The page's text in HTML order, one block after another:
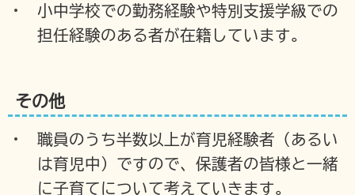
小中学校での勤務経験や特別支援学級での
担任経験のある者が在籍しています。
その他
職員のうち半数以上が育児経験者（あるい
は育児中）ですので、保護者の皆様と一緒
に子育てについて考えていきます。